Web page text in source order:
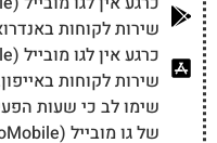
שירות לקוחות
שירות לקוחות
שימו לב כי שעות
של גו מובייל (GoMobile) הן: